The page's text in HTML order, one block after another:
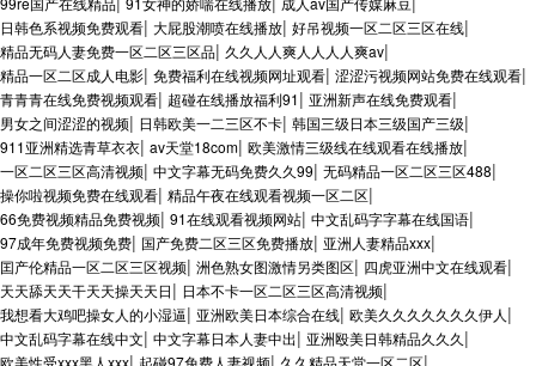
日韩色系视频免费观看| 大屁股潮喷在线播放| 好吊视频一区二区三区在线|
精品无码人妻免费一区二区三区品| 久久人人爽人人人人爽av|
精品一区二区成人电影| 免费福利在线视频网址观看| 涩涩污视频网站免费在线观看|
青青青在线免费视频观看| 超碰在线播放福利91| 亚洲新声在线免费观看|
男女之间涩涩的视频| 日韩欧美一二三区不卡| 韩国三级日本三级国产三级|
911亚洲精选青草衣衣| av天堂18com| 欧美激情三级线在线观看在线播放|
一区二区三区高清视频| 中文字幕无码免费久久99| 无码精品一区二区三区488|
操你啦视频免费在线观看| 精品午夜在线观看视频一区二区|
66免费视频精品免费视频| 91在线观看视频网站| 中文乱码字字幕在线国语|
97成年免费视频免费| 国产免费二区三区免费播放| 亚洲人妻精品xxx|
囯产伦精品一区二区三区视频| 洲色熟女图激情另类图区| 四虎亚洲中文在线观看|
天天舔天天干天天操天天日| 日本不卡一区二区三区高清视频|
我想看大鸡吧操女人的小湿逼| 亚洲欧美日本综合在线| 欧美久久久久久久久伊人|
中文乱码字幕在线中文| 中文字幕日本人妻中出| 亚洲殴美日韩精品久久久|